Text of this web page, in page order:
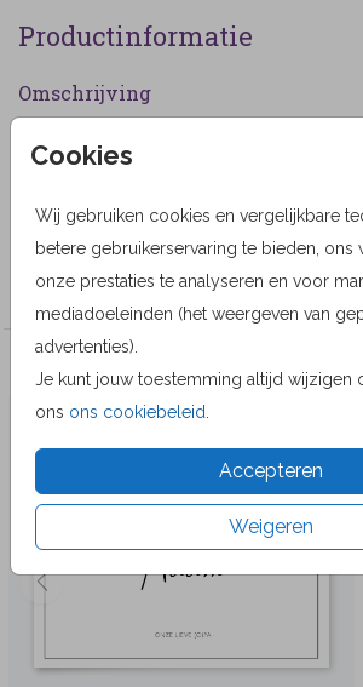
Cookies
Wij gebruiken cookies en vergelijkbare
betere gebruikerservaring te bieden, ons
onze prestaties te analyseren en voor
mediadoeleinden (het weergeven van
advertenties).
Je kunt jouw toestemming altijd wijzigen
ons ons cookiebeleid
Accepteren
Weigeren
Productinformatie
Omschrijving
Lievez
Collectie
Veel gekozen producten